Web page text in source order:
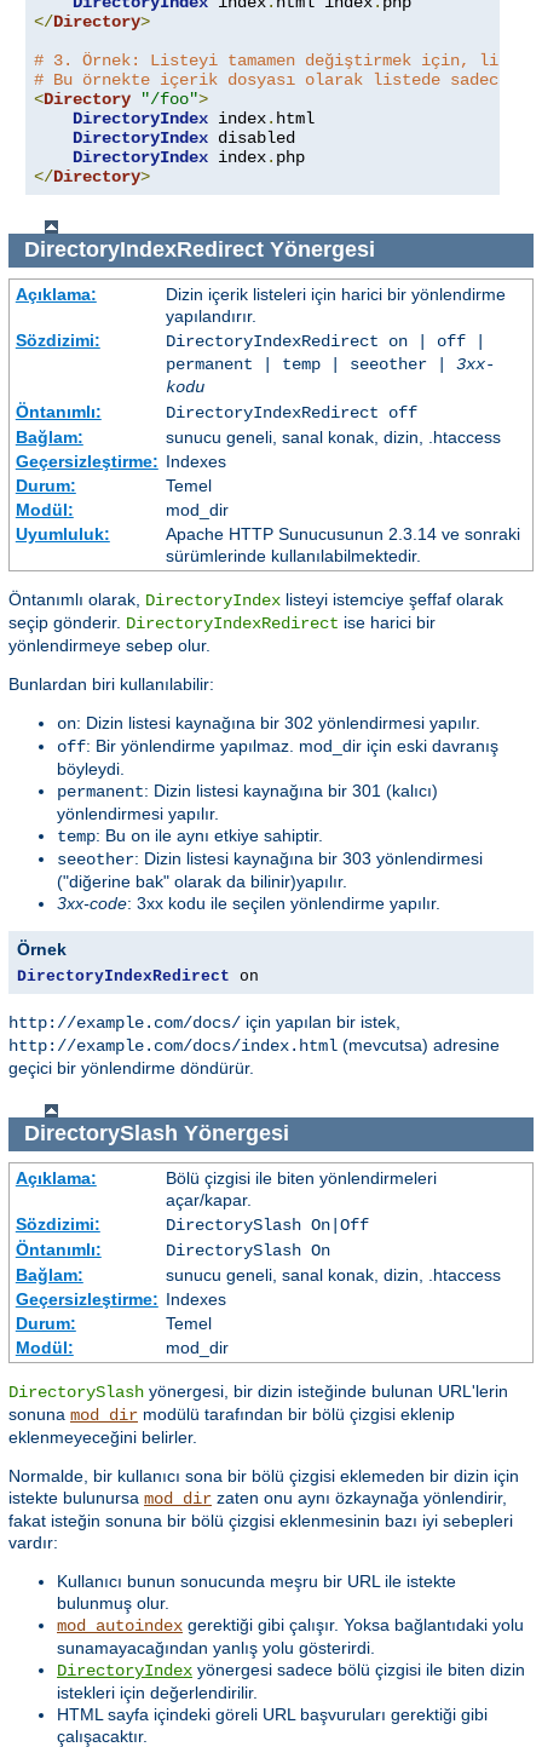
</Directory>
# 3. Örnek: Listeyi tamamen değiştirmek için, listeyi
# Bu örnekte içerik dosyası olarak listede sadece
<Directory "/foo">
DirectoryIndex index. html
DirectoryIndex disabled
DirectoryIndex index.
</Directory>
DirectoryIndexRedirectYönergesi
Açıklama:
Dizin içerik listeleri için harici bir yönlendirme
yapılandırır.
Sözdizimi:
DirectoryIndexRedirect on | off |
permanent | temp | seeother | 3xx-
kodu
Öntanımlı:
DirectoryIndexRedirect off
Bağlam:
sunucu geneli, sanal konak, dizin, .htaccess
Geçersizleştirme: Indexes
Durum:
Temel
Modül:
mod_dir
Uyumluluk:
Apache HTTP Sunucusunun 2.3.14 ve sonraki
sürümlerinde kullanılabilmektedir.
Öntanımlı olarak, DirectoryIndex listeyi istemciye şeffaf olarak
seçip gönderir. DirectoryIndexRedirect ise harici bir
yönlendirmeye sebep olur.
Bunlardan biri kullanılabilir:
on: Dizin listesi kaynağına bir 302 yönlendirmesi yapılır.
off: Bir yönlendirme yapılmaz. mod_dir için eski davranış
böyleydi.
permanent: Dizin listesi kaynağına bir 301 (kalıcı)
yönlendirmesi yapılır.
temp: Bu on ile aynı etkiye sahiptir.
seeother: Dizin listesi kaynağına bir 303 yönlendirmesi
("diğerine bak" olarak da bilinir)yapılır.
3xx-code: 3xx kodu ile seçilen yönlendirme yapılır.
Örnek
DirectoryIndexRedirect on
http://example.com/docs/ için yapılan bir istek,
http://example.com/docs/index.html (mevcutsa) adresine
geçici bir yönlendirme döndürür.
DirectorySlash Yönergesi
Açıklama:
Bölü çizgisi ile biten yönlendirmeleri
açar/kapar.
Sözdizimi:
DirectorySlash On|Off
Öntanımlı:
DirectorySlash On
Bağlam:
sunucu geneli, sanal konak, dizin, .htaccess
Geçersizleştirme: Indexes
Durum:
Temel
Modül:
mod_dir
DirectorySlash yönergesi, bir dizin isteğinde bulunan URL'lerin
sonuna mod_dir modülü tarafından bir bölü çizgisi eklenip
eklenmeyeceğini belirler.
Normalde, bir kullanıcı sona bir bölü çizgisi eklemeden bir dizin için
istekte bulunursa mod_dir zaten onu aynı özkaynağa yönlendirir,
fakat isteğin sonuna bir bölü çizgisi eklenmesinin bazı iyi sebepleri
vardır:
Kullanıcı bunun sonucunda meşru bir URL ile istekte
bulunmuş olur.
mod_autoindex gerektiği gibi çalışır. Yoksa bağlantıdaki yolu
sunamayacağından yanlış yolu gösterirdi.
DirectoryIndex yönergesi sadece bölü çizgisi ile biten dizin
istekleri için değerlendirilir.
HTML sayfa içindeki göreli URL başvuruları gerektiği gibi
çalışacaktır.